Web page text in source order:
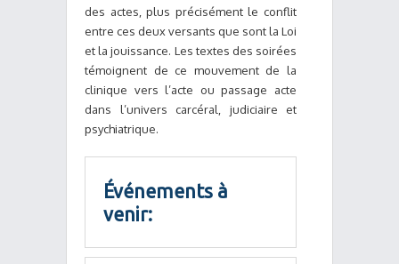
des actes, plus précisément le conflit
entre ces deux versants que sont la Loi
et la jouissance. Les textes des soirées
témoignent de ce mouvement de la
clinique vers l’acte ou passage acte
dans l’univers carcéral, judiciaire et
psychiatrique.
Événements à
venir: